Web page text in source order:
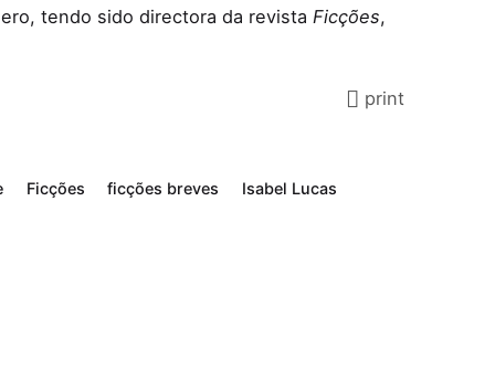
tendo sido directora da revista Ficções,
print
Ficções ficções breves Isabel Lucas